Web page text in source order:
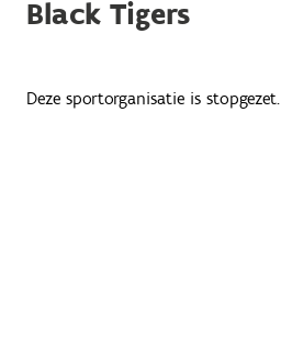
Black Tigers
Deze sportorganisatie is stopgezet.